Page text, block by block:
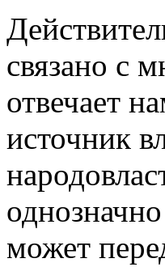
связано с
отвечает
источник
может